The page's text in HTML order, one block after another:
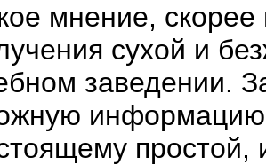
мнение, скорее
сухой и
заведении.
информацию
простой,